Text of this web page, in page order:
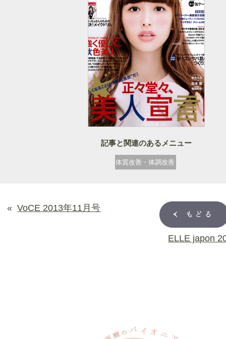
記事と関連のあるメニュー
体質改善・体調改善
« VoCE 2013年11月号
ELLE japon